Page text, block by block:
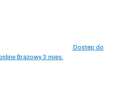
Dostęp do
Brązowy 3 mies.